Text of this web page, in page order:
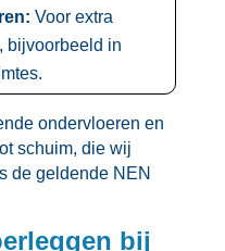
Voor extra
bijvoorbeeld in
ondervloeren en
schuim, die wij
de geldende NEN
bij